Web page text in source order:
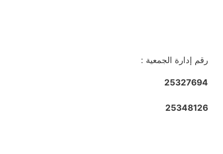
رقم إدارة الجمعية :
25327694
25348126